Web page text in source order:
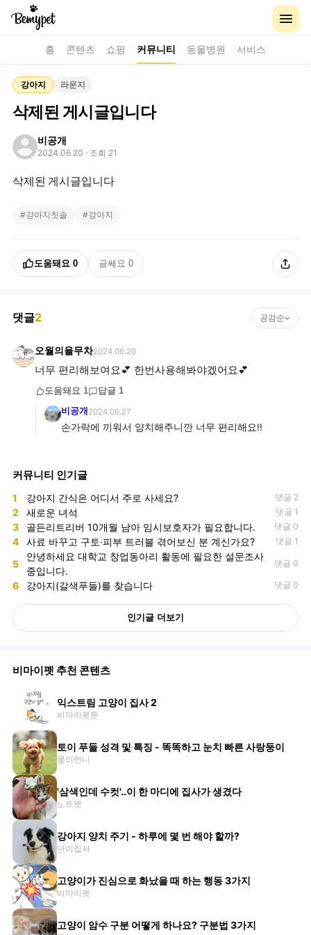
홈 콘텐츠 쇼핑 커뮤니티 동물병원 서비스
강아지 라운지
삭제된 게시글입니다
비공개
2024.06.20 · 조회 21
삭제된 게시글입니다
#강아지칫솔 #강아지
도움돼요 0 글쎄요 0
댓글2 공감순
오월의율무차2024.06.20
너무 편리해보여요💕 한번사용해봐야겠어요💕
도움돼요 1 답글 1
비공개 2024.06.27
손가락에 끼워서 양치해주니깐 너무 편리해요!!
커뮤니티 인기글
1 강아지 간식은 어디서 주로 사세요? 댓글 2
2 새로운 녀석 댓글 1
3 골든리트리버 10개월 남아 임시보호자가 필요합니다. 댓글 0
4 사료 바꾸고 구토·피부 트러블 겪어보신 분 계신가요? 댓글 1
5
안녕하세요 대학교 창업동아리 활동에 필요한 설문조사
중입니다.
댓글 0
6 강아지(갈색푸들)를 찾습니다 댓글 0
인기글 더보기
비마이펫 추천 콘텐츠
익스트림 고양이 집사 2
비마이펫툰
토이 푸들 성격 및 특징 - 똑똑하고 눈치 빠른 사랑둥이
몽이언니
'삼색인데 수컷'..이 한 마디에 집사가 생겼다
노트펫
강아지 양치 주기 - 하루에 몇 번 해야 할까?
단이집사
고양이가 진심으로 화났을 때 하는 행동 3가지
비마이펫
고양이 암수 구분 어떻게 하나요? 구분법 3가지